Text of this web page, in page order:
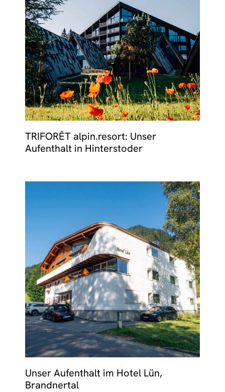
TRIFORÊT alpin.resort: Unser
Aufenthalt in Hinterstoder
Unser Aufenthalt im Hotel Lün,
Brandnertal